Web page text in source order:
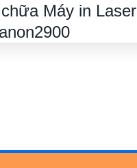
Máy in Laser